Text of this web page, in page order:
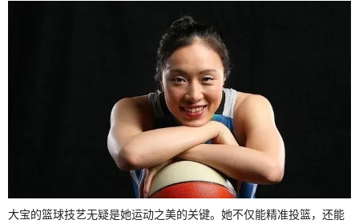
大宝的篮球技艺无疑是她运动之美的关键。她不仅能精准投篮，还能